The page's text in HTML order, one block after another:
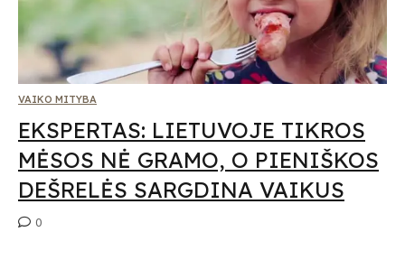
VAIKO MITYBA
EKSPERTAS: LIETUVOJE TIKROS
MĖSOS NĖ GRAMO, O PIENIŠKOS
DEŠRELĖS SARGDINA VAIKUS
0